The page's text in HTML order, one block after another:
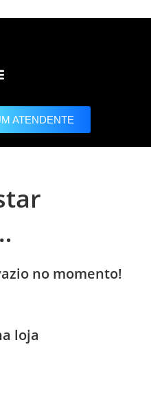
ATENDENTE
no momento!
loja